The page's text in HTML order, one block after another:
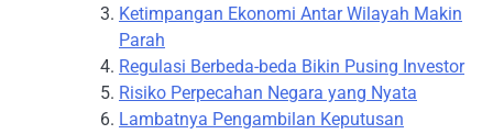
Ketimpangan Ekonomi Antar Wilayah Makin
Parah
Regulasi Berbeda-beda Bikin Pusing Investor
Risiko Perpecahan Negara yang Nyata
Lambatnya Pengambilan Keputusan